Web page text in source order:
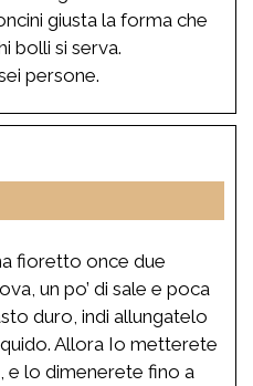
giusta la forma che
bolli si serva.
persone.
fioretto once due
un po’ di sale e poca
duro, indi allungatelo
Allora Io metterete
lo dimenerete fino a